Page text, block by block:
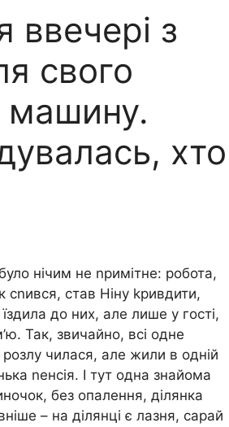
ввечері з
свого
машину.
хто
нічим не nримітне: робота,
сnився, став Ніну kривдити,
до них, але лише у гості,
Так, звичайно, всі одне
чилася, але жили в одній
nенсія. І тут одна знайома
без опалення, ділянка
– на ділянці є лазня, сарай